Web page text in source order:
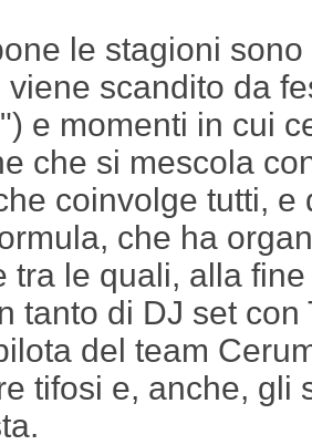
le stagioni
viene scandito da
e momenti in cui
che si mescola
coinvolge tutti, e
che ha
tra le quali, alla
tanto di DJ set con
del team
tifosi e, anche, gli